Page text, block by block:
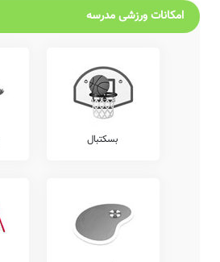
امکانات ورزشی مدرسه
بسکتبال